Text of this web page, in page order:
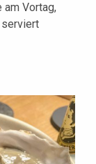
Vortag,
serviert